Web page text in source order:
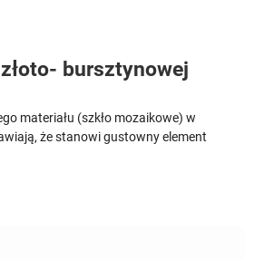
bursztynowej
materiału (szkło mozaikowe) w
że stanowi gustowny element